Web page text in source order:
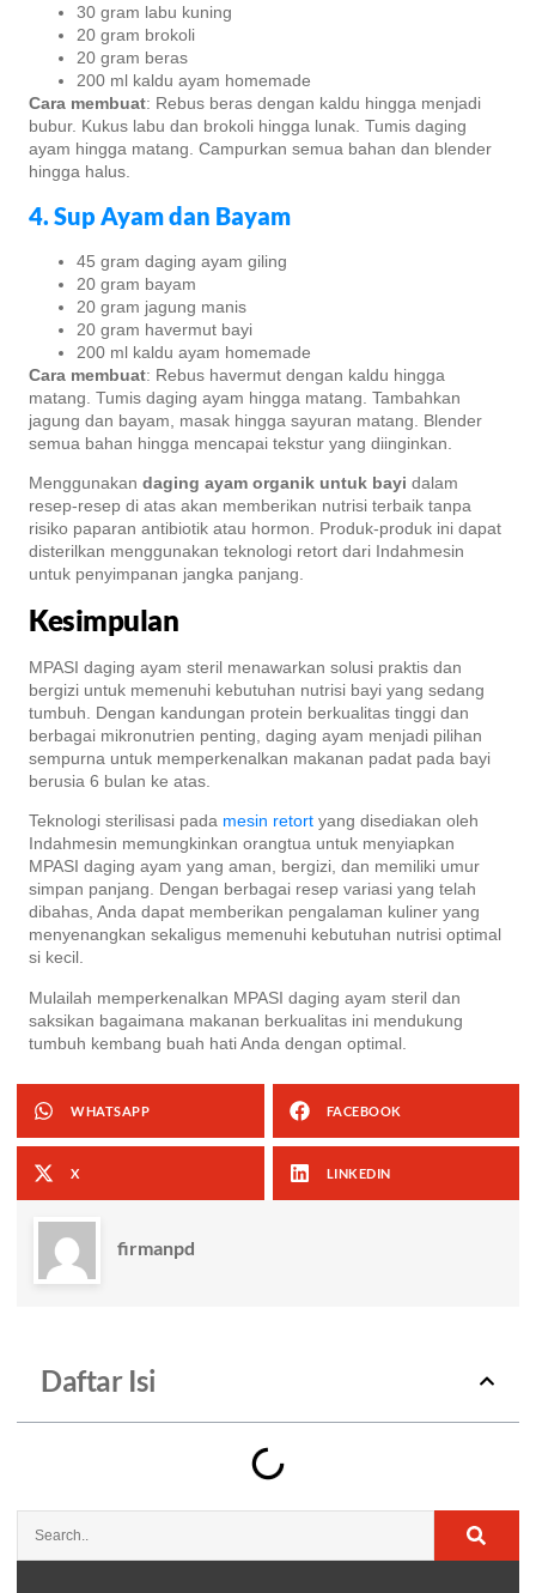
30 gram labu kuning
20 gram brokoli
20 gram beras
200 ml kaldu ayam homemade
Cara membuat: Rebus beras dengan kaldu hingga menjadi
bubur. Kukus labu dan brokoli hingga lunak. Tumis daging
ayam hingga matang. Campurkan semua bahan dan blender
hingga halus.
4. Sup Ayam dan Bayam
45 gram daging ayam giling
20 gram bayam
20 gram jagung manis
20 gram havermut bayi
200 ml kaldu ayam homemade
Cara membuat: Rebus havermut dengan kaldu hingga
matang. Tumis daging ayam hingga matang. Tambahkan
jagung dan bayam, masak hingga sayuran matang. Blender
semua bahan hingga mencapai tekstur yang diinginkan.
Menggunakan daging ayam organik untuk bayi dalam
resep-resep di atas akan memberikan nutrisi terbaik tanpa
risiko paparan antibiotik atau hormon. Produk-produk ini dapat
disterilkan menggunakan teknologi retort dari Indahmesin
untuk penyimpanan jangka panjang.
Kesimpulan
MPASI daging ayam steril menawarkan solusi praktis dan
bergizi untuk memenuhi kebutuhan nutrisi bayi yang sedang
tumbuh. Dengan kandungan protein berkualitas tinggi dan
berbagai mikronutrien penting, daging ayam menjadi pilihan
sempurna untuk memperkenalkan makanan padat pada bayi
berusia 6 bulan ke atas.
Teknologi sterilisasi pada mesin retort yang disediakan oleh
Indahmesin memungkinkan orangtua untuk menyiapkan
MPASI daging ayam yang aman, bergizi, dan memiliki umur
simpan panjang. Dengan berbagai resep variasi yang telah
dibahas, Anda dapat memberikan pengalaman kuliner yang
menyenangkan sekaligus memenuhi kebutuhan nutrisi optimal
si kecil.
Mulailah memperkenalkan MPASI daging ayam steril dan
saksikan bagaimana makanan berkualitas ini mendukung
tumbuh kembang buah hati Anda dengan optimal.
WHATSAPP FACEBOOK
X LINKEDIN
firmanpd
Daftar Isi